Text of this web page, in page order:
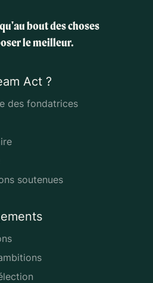
bout des choses
le meilleur.
Act ?
des fondatrices
soutenues